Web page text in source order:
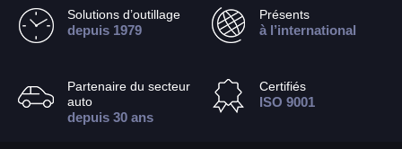
Solutions d’outillage
depuis 1979
Présents
à l’international
Partenaire du secteur
auto
depuis 30 ans
Certifiés
ISO 9001